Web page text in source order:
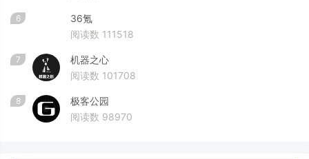
6
36氪
阅读数 111518
7
机器之心
阅读数 101708
8
极客公园
阅读数 98970